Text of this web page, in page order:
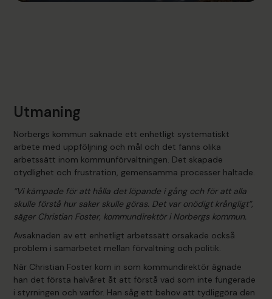
Utmaning
Norbergs kommun saknade ett enhetligt systematiskt
arbete med uppföljning och mål och det fanns olika
arbetssätt inom kommunförvaltningen. Det skapade
otydlighet och frustration, gemensamma processer haltade.
”Vi kämpade för att hålla det löpande i gång och för att alla
skulle förstå hur saker skulle göras. Det var onödigt krångligt”,
säger Christian Foster, kommundirektör i Norbergs kommun.
Avsaknaden av ett enhetligt arbetssätt orsakade också
problem i samarbetet mellan förvaltning och politik.
När Christian Foster kom in som kommundirektör ägnade
han det första halvåret åt att förstå vad som inte fungerade
i styrningen och varför. Han såg ett behov att tydliggöra den